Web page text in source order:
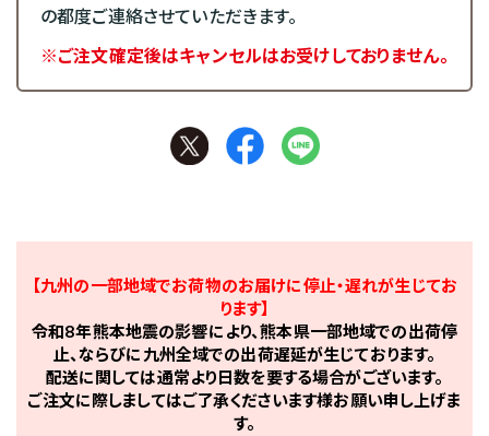
の都度ご連絡させていただきます。
※ご注文確定後はキャンセルはお受けしておりません。
【九州の一部地域でお荷物のお届けに停止・遅れが生じてお
ります】
令和8年熊本地震の影響により、熊本県一部地域での出荷停
止、ならびに九州全域での出荷遅延が生じております。
配送に関しては通常より日数を要する場合がございます。
ご注文に際しましてはご了承くださいます様お願い申し上げま
す。